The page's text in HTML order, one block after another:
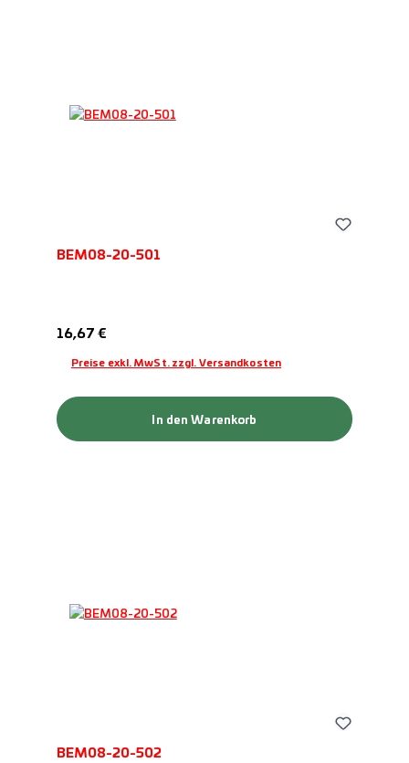
BEM08-20-501
Regulärer Preis:
16,67 €
Preise exkl. MwSt. zzgl. Versandkosten
In den Warenkorb
BEM08-20-502